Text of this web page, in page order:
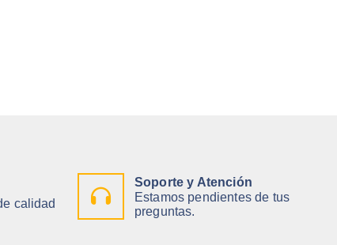
calidad
Soporte y Atención
Estamos pendientes de tus
preguntas.